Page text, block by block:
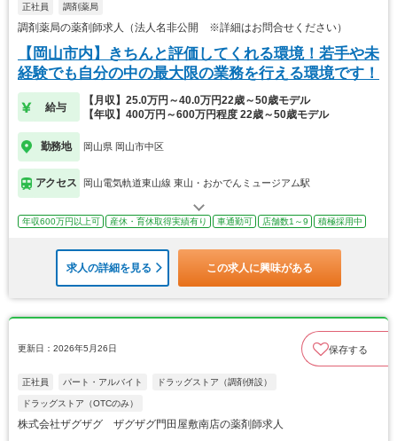
正社員 調剤薬局
調剤薬局の薬剤師求人（法人名非公開 ※詳細はお問合せください）
【岡山市内】きちんと評価してくれる環境！若手や未
経験でも自分の中の最大限の業務を行える環境です！
給与
【月収】25.0万円～40.0万円22歳～50歳モデル
【年収】400万円～600万円程度 22歳～50歳モデル
勤務地 岡山県 岡山市中区
アクセス 岡山電気軌道東山線 東山・おかでんミュージアム駅
年収600万円以上可 産休・育休取得実績有り 車通勤可 店舗数1～9 積極採用中
求人の詳細を見る この求人に興味がある
更新日：2026年5月26日 保存する
正社員 パート・アルバイト ドラッグストア（調剤併設）
ドラッグストア（OTCのみ）
株式会社ザグザグ ザグザグ門田屋敷南店の薬剤師求人